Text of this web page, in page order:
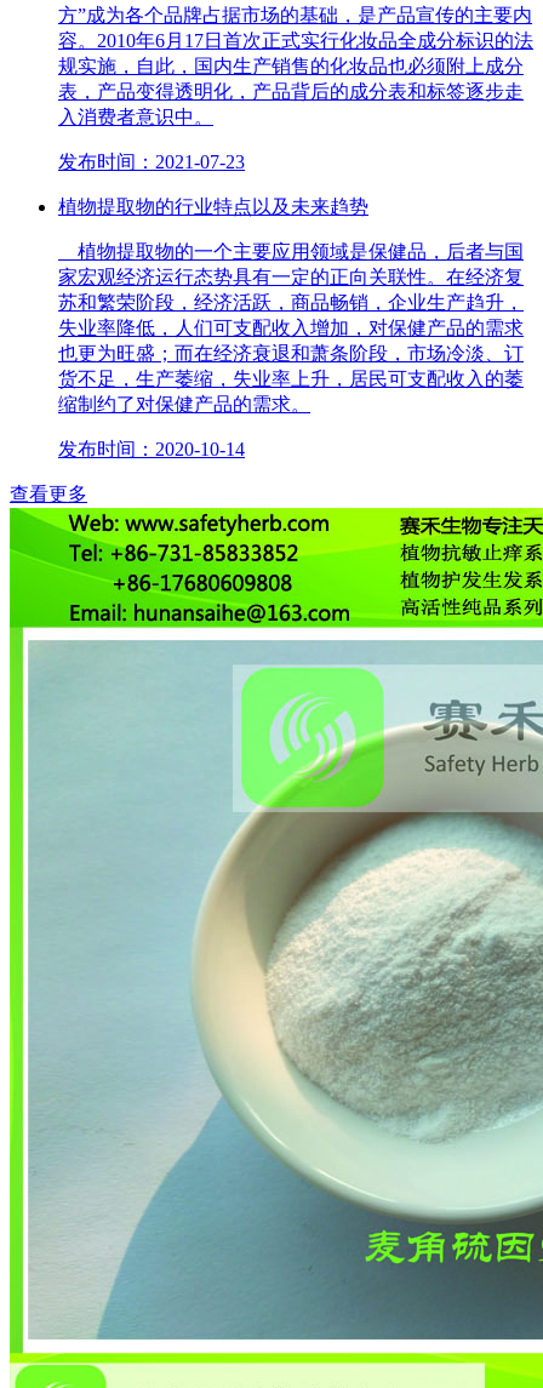
方”成为各个品牌占据市场的基础，是产品宣传的主要内
容。2010年6月17日首次正式实行化妆品全成分标识的法
规实施，自此，国内生产销售的化妆品也必须附上成分
表，产品变得透明化，产品背后的成分表和标签逐步走
入消费者意识中。
发布时间：2021-07-23
植物提取物的行业特点以及未来趋势
植物提取物的一个主要应用领域是保健品，后者与国
家宏观经济运行态势具有一定的正向关联性。在经济复
苏和繁荣阶段，经济活跃，商品畅销，企业生产趋升，
失业率降低，人们可支配收入增加，对保健产品的需求
也更为旺盛；而在经济衰退和萧条阶段，市场冷淡、订
货不足，生产萎缩，失业率上升，居民可支配收入的萎
缩制约了对保健产品的需求。
发布时间：2020-10-14
查看更多